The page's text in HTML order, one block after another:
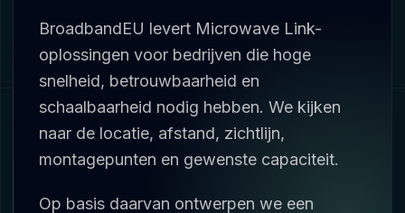
BroadbandEU levert Microwave Link-
oplossingen voor bedrijven die hoge
snelheid, betrouwbaarheid en
schaalbaarheid nodig hebben. We kijken
naar de locatie, afstand, zichtlijn,
montagepunten en gewenste capaciteit.
Op basis daarvan ontwerpen we een